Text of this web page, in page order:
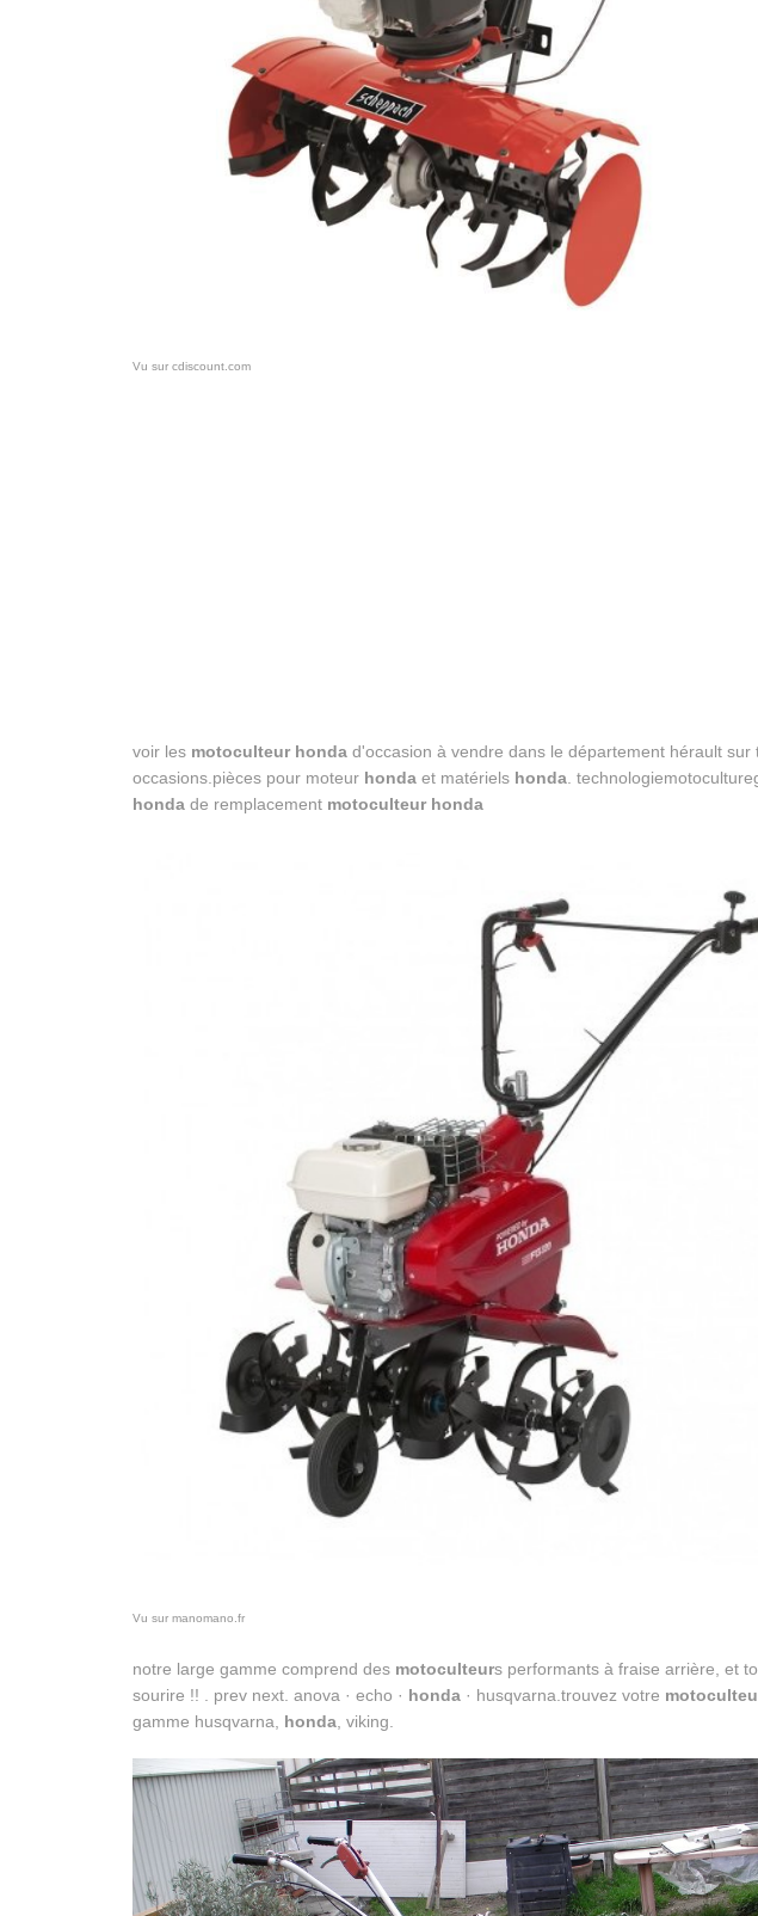
Vu sur cdiscount.com
voir les motoculteur hondad'occasion à vendre dans le département hérault sur
occasions.pièces pour moteur hondaet matériels honda.
hondade remplacement motoculteur honda
Vu sur manomano.fr
notre large gamme comprend des motoculteurs performants à fraise arrière, et
sourire !! . prev next. anova · echo · honda· husqvarna.trouvez votre
gamme husqvarna, honda, viking.